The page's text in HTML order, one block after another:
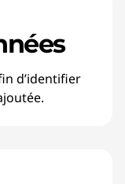
d’identifier